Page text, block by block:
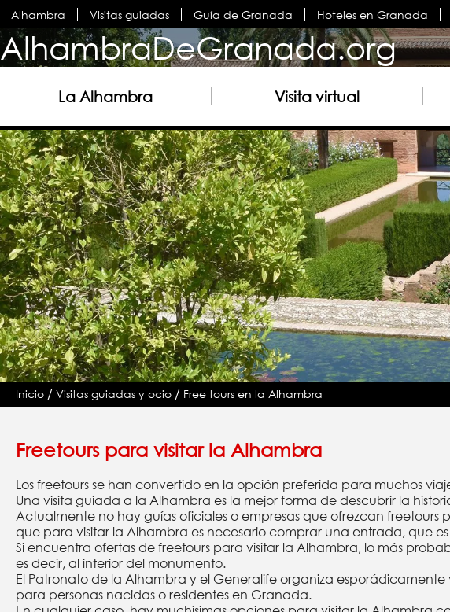
Alhambra Visitas guiadas Guía de Granada Hoteles en Granada
AlhambraDeGranada.org
La Alhambra Visita virtual
Inicio /Visitas guiadas y ocio / Free tours en la Alhambra
Freetours para visitar la Alhambra
Los freetours se han convertido en la opción preferida para muchos
Una visita guiada a la Alhambra es la mejor forma de descubrir la
Actualmente no hay guías oficiales o empresas que ofrezcan freetours
que para visitar la Alhambra es necesario comprar una entrada, que
Si encuentra ofertas de freetours para visitar la Alhambra, lo más
es decir, al interior del monumento.
El Patronato de la Alhambra y el Generalife organiza
para personas nacidas o residentes en Granada.